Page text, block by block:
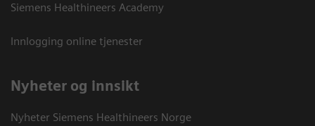
Siemens Healthineers Academy
Innlogging online tjenester
Nyheter og innsikt
Nyheter Siemens Healthineers Norge